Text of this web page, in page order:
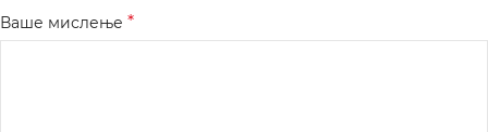
Ваше мислење *